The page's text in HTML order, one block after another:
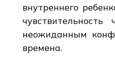
внутреннего
неожиданным
времена.